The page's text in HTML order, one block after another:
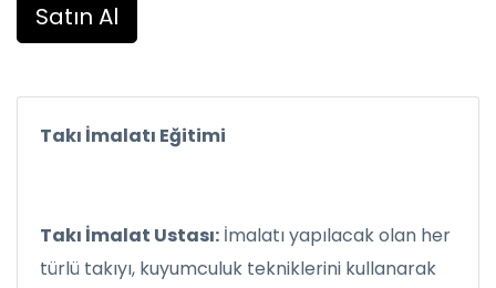
Satın Al
Takı İmalatı Eğitimi
Takı İmalat Ustası: İmalatı yapılacak olan her
türlü takıyı, kuyumculuk tekniklerini kullanarak